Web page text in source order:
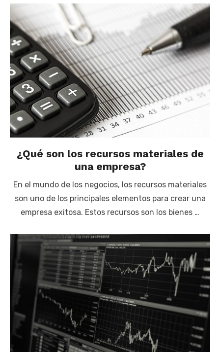
¿Qué son los recursos materiales de
una empresa?
En el mundo de los negocios, los recursos materiales
son uno de los principales elementos para crear una
empresa exitosa. Estos recursos son los bienes …